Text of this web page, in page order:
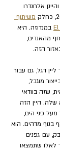
אלחנדרו
משיתוף
במנדוזה. היא
מהאנדים,
הזה.
דגל, גם עבור
מוגבל,
שזה בוודאי
שלה. היין הזה
בגובה של 1,470 מטר מעל פני הים,
בנוף מדהים. הוא
קברנה פרנק ו-15% מלבק, עם גפנים
לאלו שתמצאו